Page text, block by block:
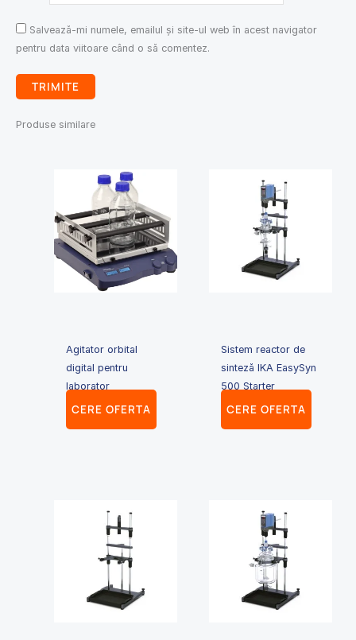
Salvează-mi numele, emailul și site-ul web în acest navigator
pentru data viitoare când o să comentez.
Produse similare
Agitator orbital
digital pentru
laborator
CERE OFERTA
Sistem reactor de
sinteză IKA EasySyn
500 Starter
CERE OFERTA